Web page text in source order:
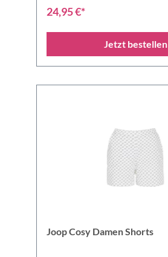
24,95 €*
Jetzt bestellen
Joop Cosy Damen Shorts